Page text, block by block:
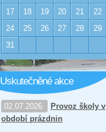
17
18 19 20 21 22
24
25 26 27 28 29
31
Uskutečněné akce
02.07.2026
Provoz školy v
období prázdnin